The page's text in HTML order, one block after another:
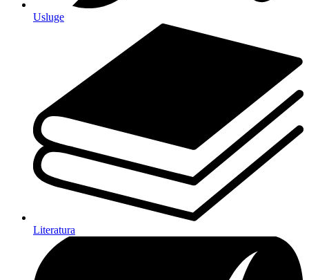
Usluge
Literatura